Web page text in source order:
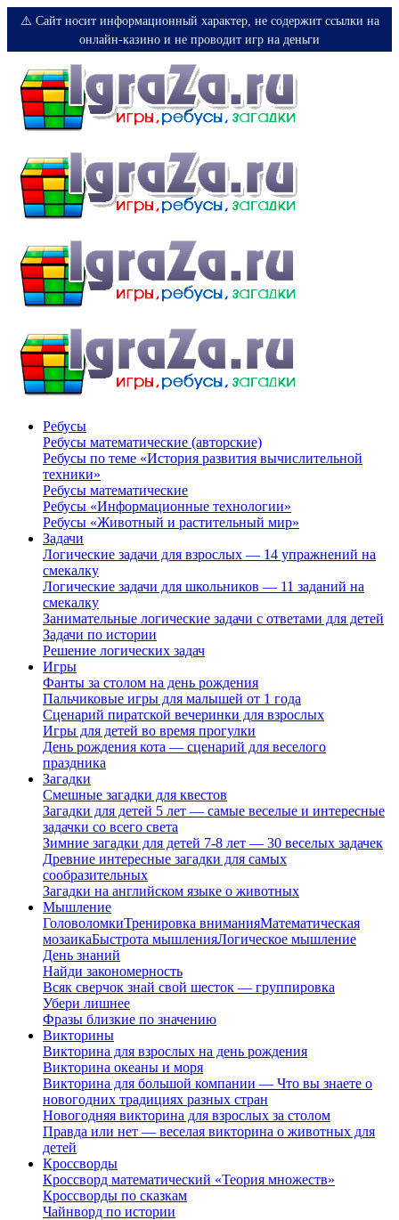
⚠️ Сайт носит информационный характер, не содержит ссылки на
онлайн-казино и не проводит игр на деньги
Ребусы
Ребусы математические (авторские)
Ребусы по теме «История развития вычислительной
техники»
Ребусы математические
Ребусы «Информационные технологии»
Ребусы «Животный и растительный мир»
Задачи
Логические задачи для взрослых — 14 упражнений на
смекалку
Логические задачи для школьников — 11 заданий на
смекалку
Занимательные логические задачи с ответами для детей
Задачи по истории
Решение логических задач
Игры
Фанты за столом на день рождения
Пальчиковые игры для малышей от 1 года
Сценарий пиратской вечеринки для взрослых
Игры для детей во время прогулки
День рождения кота — сценарий для веселого
праздника
Загадки
Смешные загадки для квестов
Загадки для детей 5 лет — самые веселые и интересные
задачки со всего света
Зимние загадки для детей 7-8 лет — 30 веселых задачек
Древние интересные загадки для самых
сообразительных
Загадки на английском языке о животных
Мышление
ГоловоломкиТренировка вниманияМатематическая
мозаикаБыстрота мышленияЛогическое мышление
День знаний
Найди закономерность
Всяк сверчок знай свой шесток — группировка
Убери лишнее
Фразы близкие по значению
Викторины
Викторина для взрослых на день рождения
Викторина океаны и моря
Викторина для большой компании — Что вы знаете о
новогодних традициях разных стран
Новогодняя викторина для взрослых за столом
Правда или нет — веселая викторина о животных для
детей
Кроссворды
Кроссворд математический «Теория множеств»
Кроссворды по сказкам
Чайнворд по истории